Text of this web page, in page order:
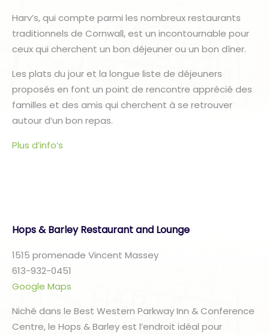
Harv’s, qui compte parmi les nombreux restaurants
traditionnels de Cornwall, est un incontournable pour
ceux qui cherchent un bon déjeuner ou un bon dîner.
Les plats du jour et la longue liste de déjeuners
proposés en font un point de rencontre apprécié des
familles et des amis qui cherchent à se retrouver
autour d’un bon repas.
Plus d’info’s
Hops & Barley Restaurant and Lounge
1515 promenade Vincent Massey
613-932-0451
Google Maps
Niché dans le Best Western Parkway Inn & Conference
Centre, le Hops & Barley est l’endroit idéal pour